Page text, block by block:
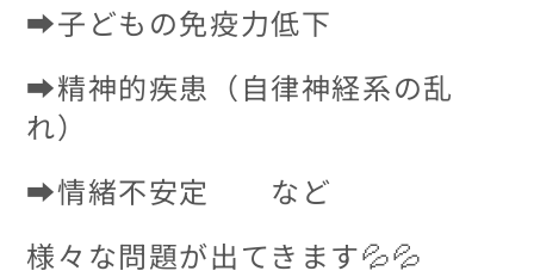
➡子どもの免疫力低下
➡精神的疾患（自律神経系の乱
れ）
➡情緒不安定 など
様々な問題が出てきます💦💦